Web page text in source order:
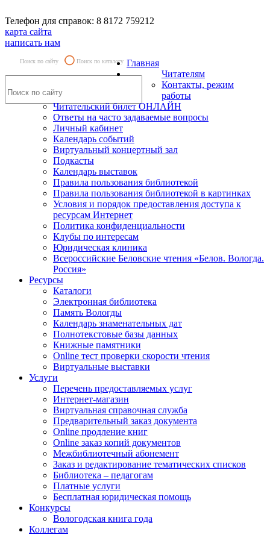
Телефон для справок: 8 8172 759212
карта сайта
написать нам
Поиск по сайту Поиск по каталогу Главная
Читателям
Контакты, режим
работы
Читательский билет ОНЛАЙН
Ответы на часто задаваемые вопросы
Личный кабинет
Календарь событий
Виртуальный концертный зал
Подкасты
Календарь выставок
Правила пользования библиотекой
Правила пользования библиотекой в картинках
Условия и порядок предоставления доступа к
ресурсам Интернет
Политика конфиденциальности
Клубы по интересам
Юридическая клиника
Всероссийские Беловские чтения «Белов. Вологда.
Россия»
Ресурсы
Каталоги
Электронная библиотека
Память Вологды
Календарь знаменательных дат
Полнотекстовые базы данных
Книжные памятники
Online тест проверки скорости чтения
Виртуальные выставки
Услуги
Перечень предоставляемых услуг
Интернет-магазин
Виртуальная справочная служба
Предварительный заказ документа
Online продление книг
Online заказ копий документов
Межбиблиотечный абонемент
Заказ и редактирование тематических списков
Библиотека – педагогам
Платные услуги
Бесплатная юридическая помощь
Конкурсы
Вологодская книга года
Коллегам